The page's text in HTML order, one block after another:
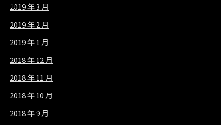
2019 年 3 月
2019 年 2 月
2019 年 1 月
2018 年 12 月
2018 年 11 月
2018 年 10 月
2018 年 9 月